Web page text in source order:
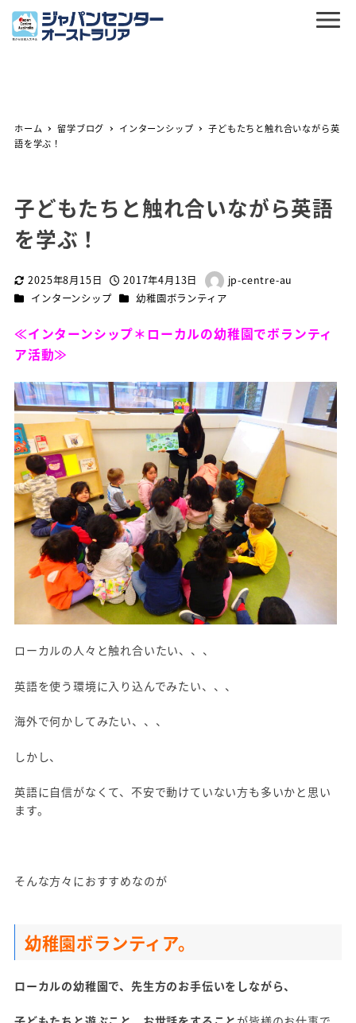
ホーム 留学ブログ インターンシップ
子どもたちと触れ合いながら英
語を学ぶ！
子どもたちと触れ合いながら英語
を学ぶ！
更新日2025年8月15日 投稿日2017年4月13日
著
者
jp-centre-au
カテゴリー
インターンシップ カテゴリー
幼稚園ボランティア
≪インターンシップ＊ローカルの幼稚園でボランティ
ア活動≫
ローカルの人々と触れ合いたい、、、
英語を使う環境に入り込んでみたい、、、
海外で何かしてみたい、、、
しかし、
英語に自信がなくて、不安で動けていない方も多いかと思い
ます。
そんな方々におすすめなのが
幼稚園ボランティア。
ローカルの幼稚園で、 先生方のお手伝いをしながら、